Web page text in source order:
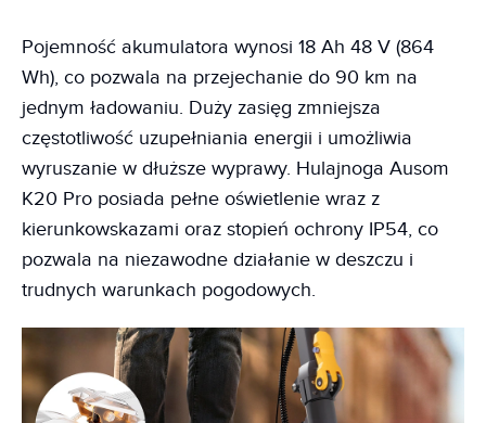
Pojemność akumulatora wynosi 18 Ah 48 V (864
Wh), co pozwala na przejechanie do 90 km na
jednym ładowaniu. Duży zasięg zmniejsza
częstotliwość uzupełniania energii i umożliwia
wyruszanie w dłuższe wyprawy. Hulajnoga Ausom
K20 Pro posiada pełne oświetlenie wraz z
kierunkowskazami oraz stopień ochrony IP54, co
pozwala na niezawodne działanie w deszczu i
trudnych warunkach pogodowych.